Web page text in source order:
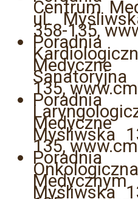
Centrum
ul.
358-135,
Poradnia
135,
Poradnia
Myśliwska
135,
Poradnia
Myśliwska